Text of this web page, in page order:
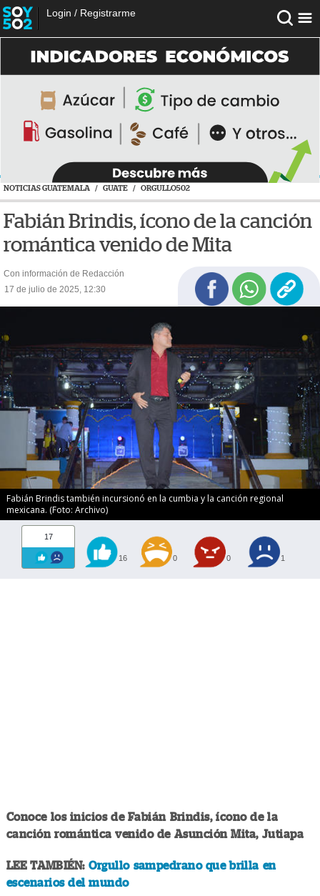
Login / Registrarme
NOTICIAS GUATEMALA / GUATE / ORGULLO502
Fabián Brindis, ícono de la canción
romántica venido de Mita
Con información de Redacción
17 de julio de 2025, 12:30
Fabián Brindis también incursionó en la cumbia y la canción regional
mexicana. (Foto: Archivo)
17
16 0 0 1
Conoce los inicios de Fabián Brindis, ícono de la
canción romántica venido de Asunción Mita, Jutiapa
LEE TAMBIÉN: Orgullo sampedrano que brilla en
escenarios del mundo